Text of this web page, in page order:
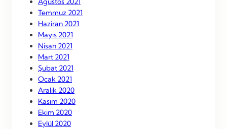
Temmuz 2021
Haziran 2021
Mayıs 2021
Nisan 2021
Mart 2021
Şubat 2021
Ocak 2021
Aralık 2020
Kasım 2020
Ekim 2020
Eylül 2020